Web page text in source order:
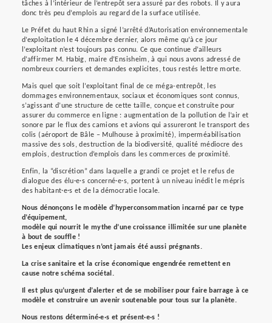
tâches à l’intérieur de l’entrepôt sera assuré par des robots. Il y aura
donc très peu d’emplois au regard de la surface utilisée.
Le Préfet du haut Rhin a signé l’arrêté d’Autorisation environnementale
d’exploitation le 4 décembre dernier, alors même qu’à ce jour
l’exploitant n’est toujours pas connu. Ce que continue d’ailleurs
d’affirmer M. Habig, maire d’Ensisheim, à qui nous avons adressé de
nombreux courriers et demandes explicites, tous restés lettre morte.
Mais quel que soit l’exploitant final de ce méga-entrepôt, les
dommages environnementaux, sociaux et économiques sont connus,
s’agissant d’une structure de cette taille, conçue et construite pour
assurer du commerce en ligne : augmentation de la pollution de l’air et
sonore par le flux des camions et avions qui assureront le transport des
colis (aéroport de Bâle – Mulhouse à proximité), imperméabilisation
massive des sols, destruction de la biodiversité, qualité médiocre des
emplois, destruction d’emplois dans les commerces de proximité.
Enfin, la “discrétion” dans laquelle a grandi ce projet et le refus de
dialogue des élu·e·s concerné·e·s, portent à un niveau inédit le mépris
des habitant·e·s et de la démocratie locale.
Nous dénonçons le modèle d’hyperconsommation incarné par ce type
d’équipement,
modèle qui nourrit le mythe d’une croissance illimitée sur une planète
à bout de souffle !
Les enjeux climatiques n’ont jamais été aussi prégnants.
La crise sanitaire et la crise économique engendrée remettent en
cause notre schéma sociétal.
Il est plus qu’urgent d’alerter et de se mobiliser pour faire barrage à ce
modèle et construire un avenir soutenable pour tous sur la planète.
Nous restons déterminé·e·s et présent·e·s !